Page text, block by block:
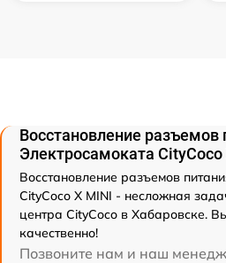
Восстановление разъемов
Электросамоката CityCoco
Восстановление разъемов
CityCoco X MINI - несложная
центра CityCoco в Хабаровске.
качественно!
Позвоните нам и наш